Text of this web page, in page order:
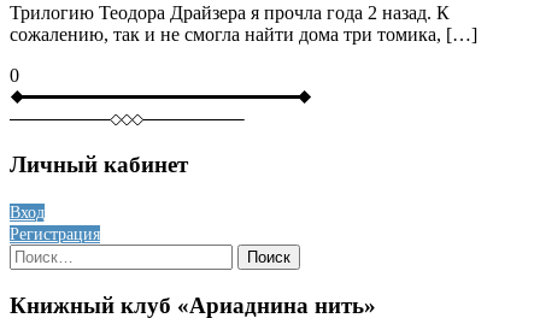
Трилогию Теодора Драйзера я прочла года 2 назад. К
сожалению, так и не смогла найти дома три томика, […]
0
Личный кабинет
Вход
Регистрация
Найти:
Книжный клуб «Ариаднина нить»